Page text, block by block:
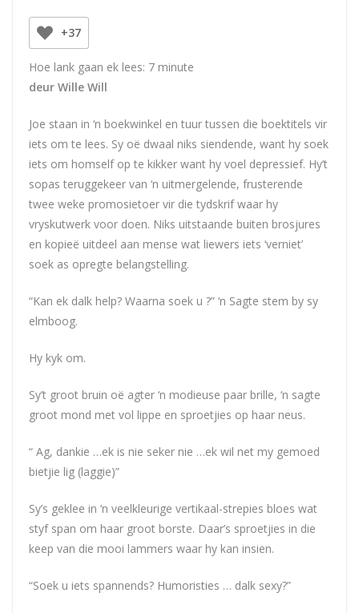
+37
Hoe lank gaan ek lees: 7 minute
deur Wille Will
Joe staan in ‘n boekwinkel en tuur tussen die boektitels vir
iets om te lees. Sy oë dwaal niks siendende, want hy soek
iets om homself op te kikker want hy voel depressief. Hy’t
sopas teruggekeer van ‘n uitmergelende, frusterende
twee weke promosietoer vir die tydskrif waar hy
vryskutwerk voor doen. Niks uitstaande buiten brosjures
en kopieë uitdeel aan mense wat liewers iets ‘verniet’
soek as opregte belangstelling.
“Kan ek dalk help? Waarna soek u ?” ‘n Sagte stem by sy
elmboog.
Hy kyk om.
Sy’t groot bruin oë agter ‘n modieuse paar brille, ‘n sagte
groot mond met vol lippe en sproetjies op haar neus.
“ Ag, dankie …ek is nie seker nie …ek wil net my gemoed
bietjie lig (laggie)”
Sy’s geklee in ‘n veelkleurige vertikaal-strepies bloes wat
styf span om haar groot borste. Daar’s sproetjies in die
keep van die mooi lammers waar hy kan insien.
“Soek u iets spannends? Humoristies … dalk sexy?”